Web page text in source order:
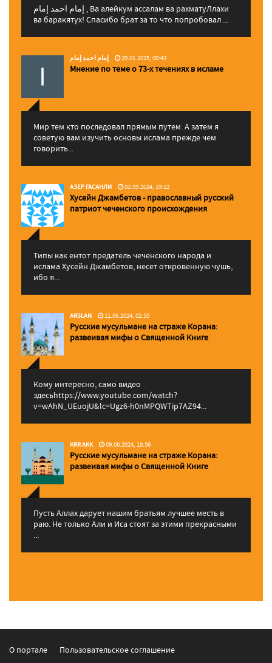
إمام احمد إمام , Ва алейкум ассалам ва рахматуЛлахи
ва баракятух! Спасибо брат за то что попробовал ...
إمام احمد إمام 29.01.2025, 00:43
Мнение по теме о 73-х течениях в исламе
Мир тем кто последовал прямым путем. А затем я
советую вам изучить основы ислама прежде чем
говорить...
АЗЕР ГАСАНЛИ 02.09.2024, 19:12
Хусейн Джамбетов - православный русский
патриот чеченского происхождения
Типы как ентот предатель чеченского народа и
ислама Хусейн Джамбетов, несет откровенную чушь,
ибо я...
ARSLAN 11.06.2024, 02:50
Русские мусульмане на страже Корана:
pазвеивая мифы о Священной Книге
Кому интересно, само видео
здесьhttps://www.youtube.com/watch?
v=wAhN_UEuojU&lc=Ugz6-h0nMPQWTip7AZ94...
KRR AKK 09.06.2024, 18:56
Русские мусульмане на страже Корана:
pазвеивая мифы о Священной Книге
Пусть Аллах дарует нашим братьям лучшее месть в
раю. Не только Али и Иса стоят за этими прекрасными
...
О портале
Пользовательское соглашение